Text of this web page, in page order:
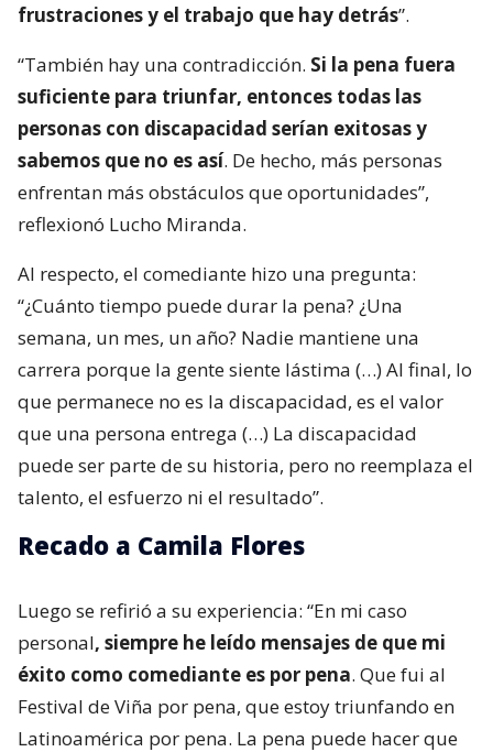
frustraciones y el trabajo que hay detrás”.
“También hay una contradicción. Si la pena fuera
suficiente para triunfar, entonces todas las
personas con discapacidad serían exitosas y
sabemos que no es así. De hecho, más personas
enfrentan más obstáculos que oportunidades”,
reflexionó Lucho Miranda.
Al respecto, el comediante hizo una pregunta:
“¿Cuánto tiempo puede durar la pena? ¿Una
semana, un mes, un año? Nadie mantiene una
carrera porque la gente siente lástima (…) Al final, lo
que permanece no es la discapacidad, es el valor
que una persona entrega (…) La discapacidad
puede ser parte de su historia, pero no reemplaza el
talento, el esfuerzo ni el resultado”.
Recado a Camila Flores
Luego se refirió a su experiencia: “En mi caso
personal, siempre he leído mensajes de que mi
éxito como comediante es por pena. Que fui al
Festival de Viña por pena, que estoy triunfando en
Latinoamérica por pena. La pena puede hacer que